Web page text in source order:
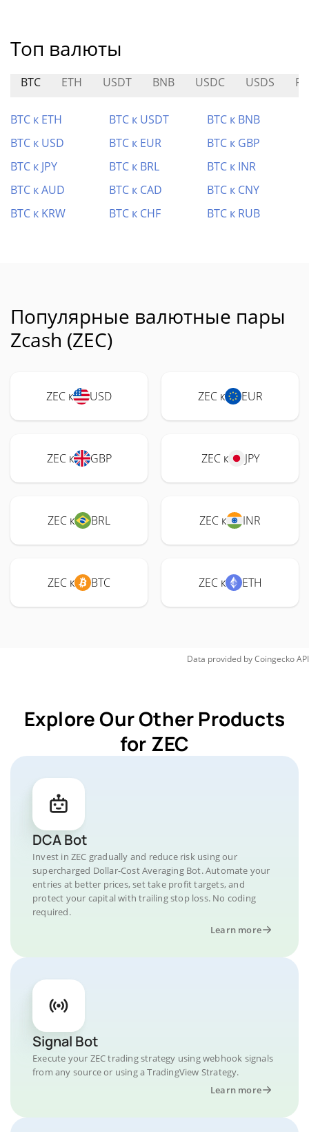
Топ валюты
BTC ETH USDT BNB USDC USDS
BTC к ETH BTC к USDT
BTC к BNB
BTC к USD
BTC к EUR
BTC к GBP
BTC к JPY
BTC к BRL
BTC к INR
BTC к AUD
BTC к CAD
BTC к CNY
BTC к KRW
BTC к CHF BTC к RUB
Популярные валютные пары
Zcash (ZEC)
ZEC к USD ZEC к EUR
ZEC к GBP ZEC к JPY
ZEC к BRL ZEC к INR
ZEC к BTC ZEC к ETH
Data provided byCoingeckoAPI
Explore Our Other Products
for ZEC
DCA Bot
Invest in ZEC gradually and reduce risk using our
supercharged Dollar-Cost Averaging Bot. Automate your
entries at better prices, set take profit targets, and
protect your capital with trailing stop loss. No coding
required.
Learn more
Signal Bot
Execute your ZEC trading strategy using webhook signals
from any source or using a TradingView Strategy.
Learn more